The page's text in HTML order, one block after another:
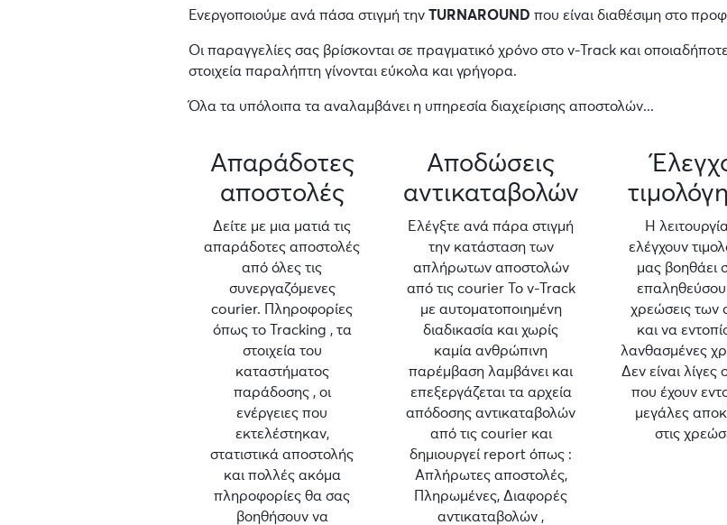
Ενεργοποιούμε ανά πάσα στιγμή την TURNAROUND που είναι διαθέσιμη στο
Οι παραγγελίες σας βρίσκονται σε πραγματικό χρόνο στο v-Track και
στοιχεία παραλήπτη γίνονται εύκολα και γρήγορα.
Όλα τα υπόλοιπα τα αναλαμβάνει η υπηρεσία διαχείρισης αποστολών...
Απαράδοτες
αποστολές
Δείτε με μια ματιά τις
απαράδοτες αποστολές
από όλες τις
συνεργαζόμενες
courier. Πληροφορίες
όπως το Tracking , τα
στοιχεία του
καταστήματος
παράδοσης , οι
ενέργειες που
εκτελέστηκαν,
στατιστικά αποστολής
και πολλές ακόμα
πληροφορίες θα σας
βοηθήσουν να
Αποδώσεις
αντικαταβολών
Ελέγξτε ανά πάρα στιγμή
την κατάσταση των
απλήρωτων αποστολών
από τις courier Το v-Track
με αυτοματοποιημένη
διαδικασία και χωρίς
καμία ανθρώπινη
παρέμβαση λαμβάνει και
επεξεργάζεται τα αρχεία
απόδοσης αντικαταβολών
από τις courier και
δημιουργεί report όπως :
Απλήρωτες αποστολές,
Πληρωμένες, Διαφορές
αντικαταβολών ,
Η
ελέγχουν
μας βοηθάει
χρεώσεις των
και να
λανθασμένες
Δεν είναι λίγες
που έχουν
μεγάλες
στις